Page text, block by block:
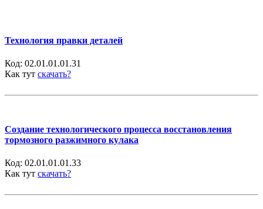
Технология правки деталей
Код: 02.01.01.01.31
Как тут скачать?
Создание технологического процесса восстановления
тормозного разжимного кулака
Код: 02.01.01.01.33
Как тут скачать?